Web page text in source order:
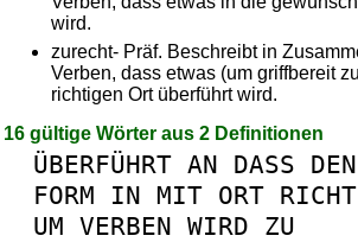
wird.
zurecht- Präf. Beschreibt in
Verben, dass etwas (um griffbereit
richtigen Ort überführt wird.
16 gültige Wörter aus 2 Definitionen
ÜBERFÜHRT AN DASS DEN
FORM
IN MIT ORT
UM VERBEN WIRD ZU